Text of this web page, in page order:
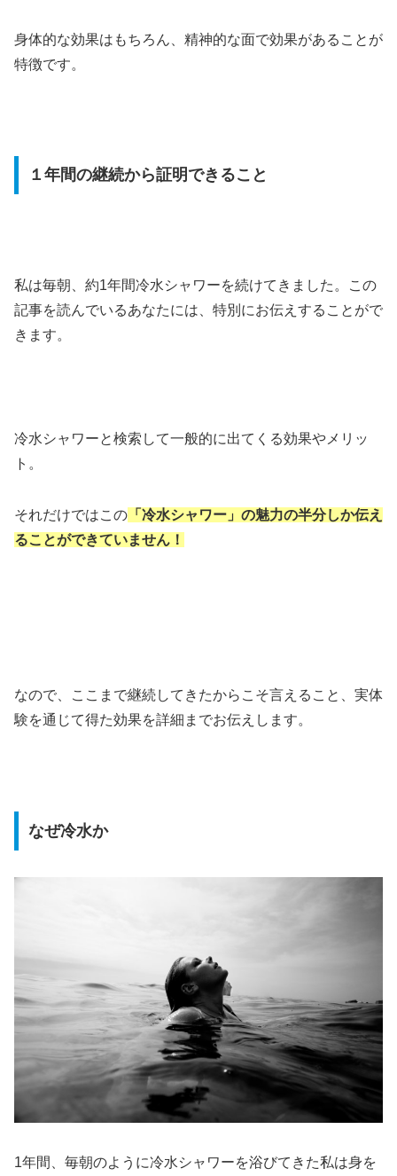
身体的な効果はもちろん、精神的な面で効果があることが
特徴です。
１年間の継続から証明できること
私は毎朝、約1年間冷水シャワーを続けてきました。この
記事を読んでいるあなたには、特別にお伝えすることがで
きます。
冷水シャワーと検索して一般的に出てくる効果やメリッ
ト。
それだけではこの 「冷水シャワー」の魅力の半分しか伝え
ることができていません！
なので、ここまで継続してきたからこそ言えること、実体
験を通じて得た効果を詳細までお伝えします。
なぜ冷水か
1年間、毎朝のように冷水シャワーを浴びてきた私は身を